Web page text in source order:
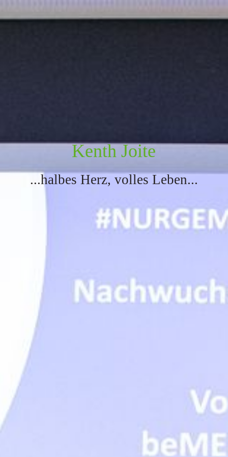
Kenth Joite
...halbes Herz, volles Leben...